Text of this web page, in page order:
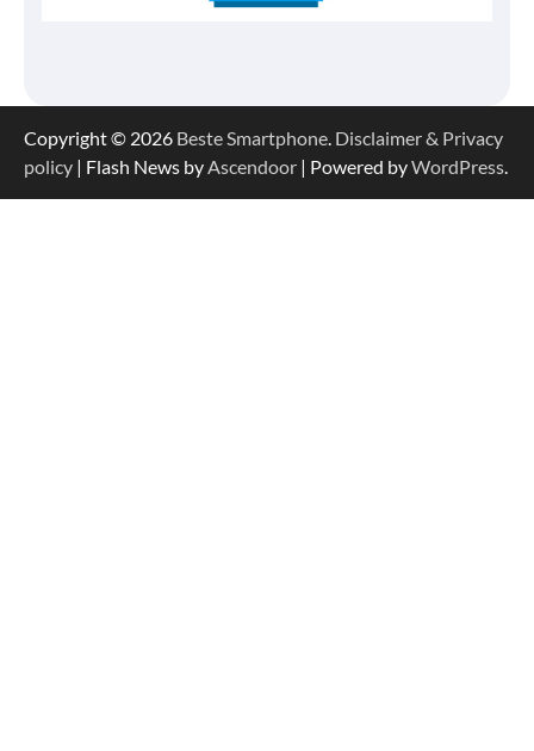
Copyright © 2026 Beste Smartphone. Disclaimer & Privacy
policy | Flash News byAscendoor | Powered byWordPress.